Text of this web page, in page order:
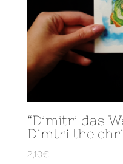
“Dimitri das
Dimtri the
2,10€